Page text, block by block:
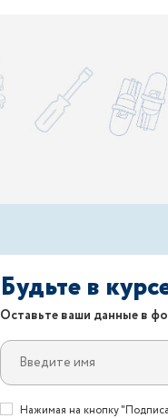
Будьте в
Оставьте ваши данные в
Нажимая на кнопку